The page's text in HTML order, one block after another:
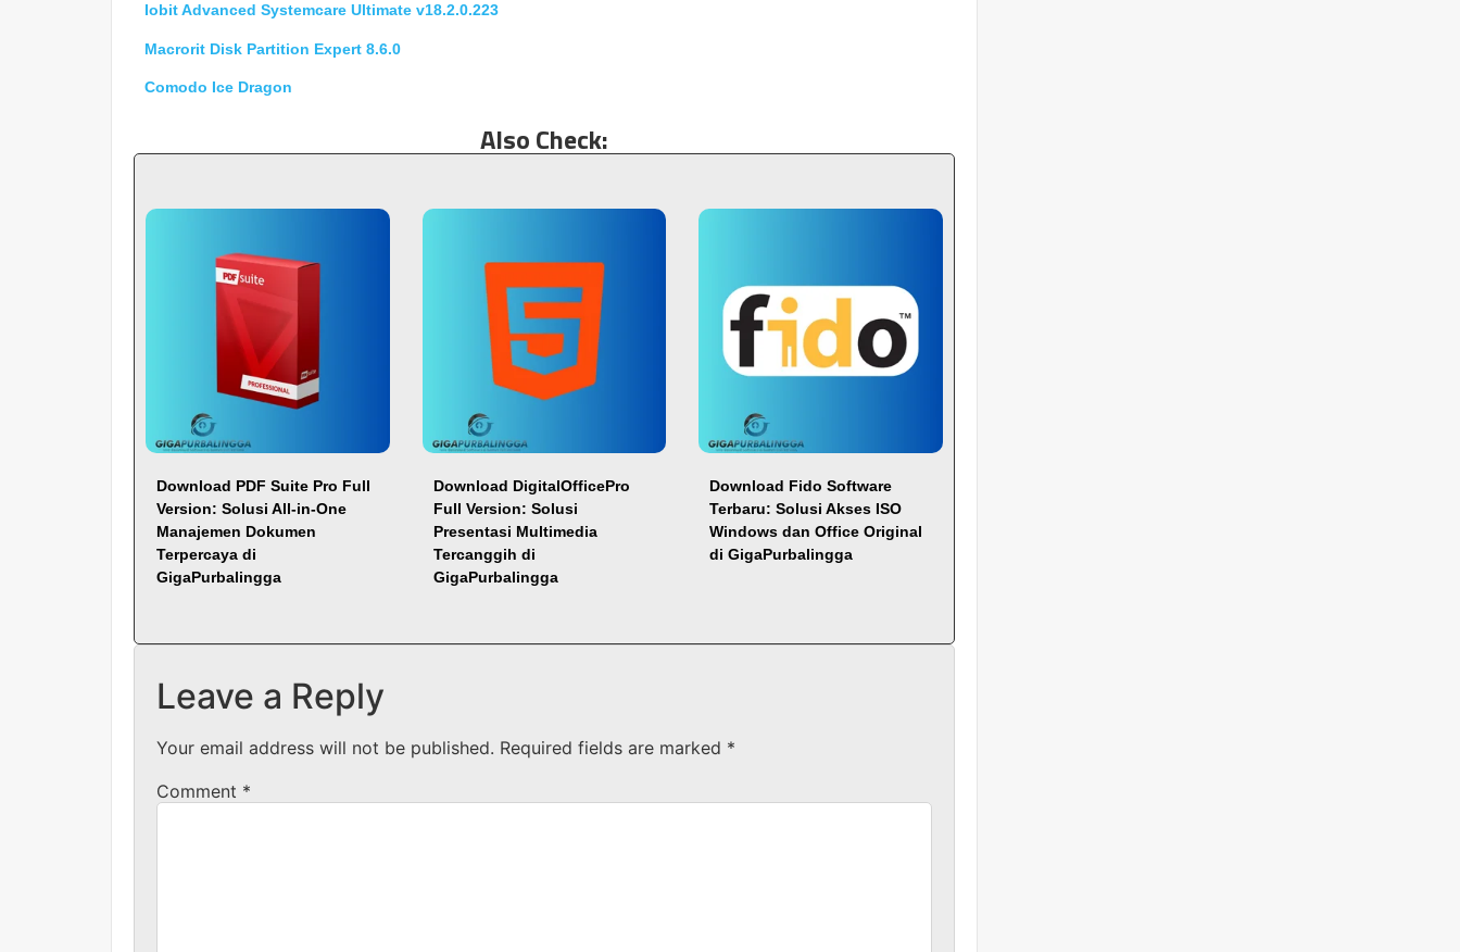
Iobit Advanced Systemcare Ultimate v18.2.0.223
Macrorit Disk Partition Expert 8.6.0
Comodo Ice Dragon
Also Check:
Download PDF Suite Pro Full
Version: Solusi All-in-One
Manajemen Dokumen
Terpercaya di
GigaPurbalingga
Download DigitalOfficePro
Full Version: Solusi
Presentasi Multimedia
Tercanggih di
GigaPurbalingga
Download Fido Software
Terbaru: Solusi Akses ISO
Windows dan Office Original
di GigaPurbalingga
Leave a Reply
Your email address will not be published. Required fields are marked *
Comment *